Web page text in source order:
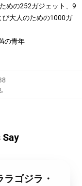
めの252ガジェット、9
大人のための1000ガ
の青年
,
ゴジラ・